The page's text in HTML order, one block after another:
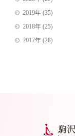
2019年(35)
2018年(25)
2017年(28)